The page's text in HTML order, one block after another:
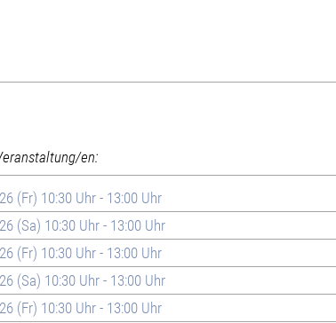
en:
(Fr) 10:30 Uhr - 13:00 Uhr
(Sa) 10:30 Uhr - 13:00 Uhr
(Fr) 10:30 Uhr - 13:00 Uhr
(Sa) 10:30 Uhr - 13:00 Uhr
(Fr) 10:30 Uhr - 13:00 Uhr